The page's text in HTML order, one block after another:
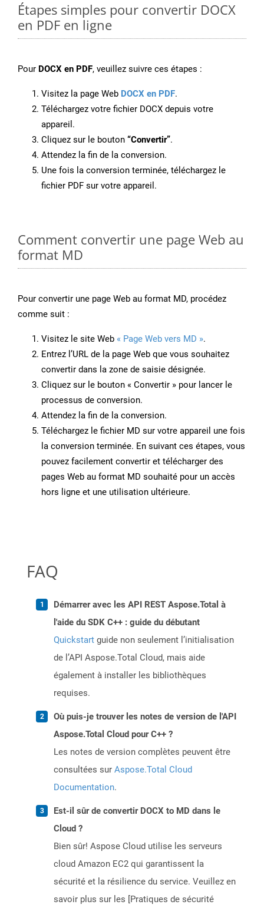
Étapes simples pour convertir DOCX
en PDF en ligne
Pour DOCX en PDF, veuillez suivre ces étapes :
Visitez la page Web DOCX en PDF.
Téléchargez votre fichier DOCX depuis votre
appareil.
Cliquez sur le bouton “Convertir”.
Attendez la fin de la conversion.
Une fois la conversion terminée, téléchargez le
fichier PDF sur votre appareil.
Comment convertir une page Web au
format MD
Pour convertir une page Web au format MD, procédez
comme suit :
Visitez le site Web « Page Web vers MD ».
Entrez l’URL de la page Web que vous souhaitez
convertir dans la zone de saisie désignée.
Cliquez sur le bouton « Convertir » pour lancer le
processus de conversion.
Attendez la fin de la conversion.
Téléchargez le fichier MD sur votre appareil une fois
la conversion terminée. En suivant ces étapes, vous
pouvez facilement convertir et télécharger des
pages Web au format MD souhaité pour un accès
hors ligne et une utilisation ultérieure.
FAQ
Démarrer avec les API REST Aspose.Total à
l'aide du SDK C++ : guide du débutant
Quickstart guide non seulement l’initialisation
de l’API Aspose.Total Cloud, mais aide
également à installer les bibliothèques
requises.
Où puis-je trouver les notes de version de l'API
Aspose.Total Cloud pour C++ ?
Les notes de version complètes peuvent être
consultées sur Aspose.Total Cloud
Documentation.
Est-il sûr de convertir DOCX to MD dans le
Cloud ?
Bien sûr! Aspose Cloud utilise les serveurs
cloud Amazon EC2 qui garantissent la
sécurité et la résilience du service. Veuillez en
savoir plus sur les [Pratiques de sécurité